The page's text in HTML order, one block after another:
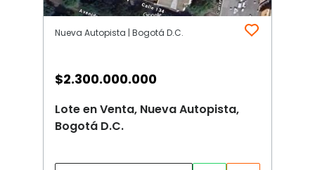
Nueva Autopista | Bogotá D.C.
$2.300.000.000
Lote en Venta, Nueva Autopista,
Bogotá D.C.